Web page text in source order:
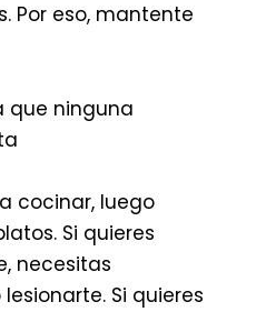
Por eso, mantente
que ninguna
cocinar, luego
Si quieres
necesitas
Si quieres